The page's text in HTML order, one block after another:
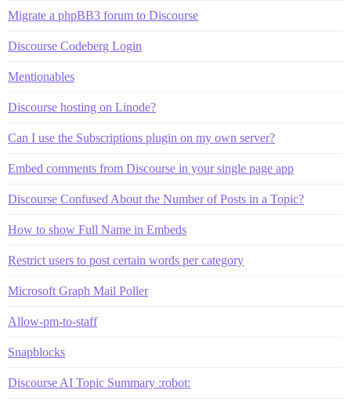
Migrate a phpBB3 forum to Discourse
Discourse Codeberg Login
Mentionables
Discourse hosting on Linode?
Can I use the Subscriptions plugin on my own server?
Embed comments from Discourse in your single page app
Discourse Confused About the Number of Posts in a Topic?
How to show Full Name in Embeds
Restrict users to post certain words per category
Microsoft Graph Mail Poller
Allow-pm-to-staff
Snapblocks
Discourse AI Topic Summary :robot: